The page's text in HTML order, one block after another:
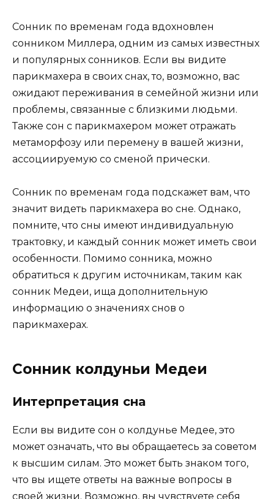
Сонник по временам года вдохновлен
сонником Миллера, одним из самых известных
и популярных сонников. Если вы видите
парикмахера в своих снах, то, возможно, вас
ожидают переживания в семейной жизни или
проблемы, связанные с близкими людьми.
Также сон с парикмахером может отражать
метаморфозу или перемену в вашей жизни,
ассоциируемую со сменой прически.
Сонник по временам года подскажет вам, что
значит видеть парикмахера во сне. Однако,
помните, что сны имеют индивидуальную
трактовку, и каждый сонник может иметь свои
особенности. Помимо сонника, можно
обратиться к другим источникам, таким как
сонник Медеи, ища дополнительную
информацию о значениях снов о
парикмахерах.
Сонник колдуньи Медеи
Интерпретация сна
Если вы видите сон о колдунье Медее, это
может означать, что вы обращаетесь за советом
к высшим силам. Это может быть знаком того,
что вы ищете ответы на важные вопросы в
своей жизни. Возможно, вы чувствуете себя